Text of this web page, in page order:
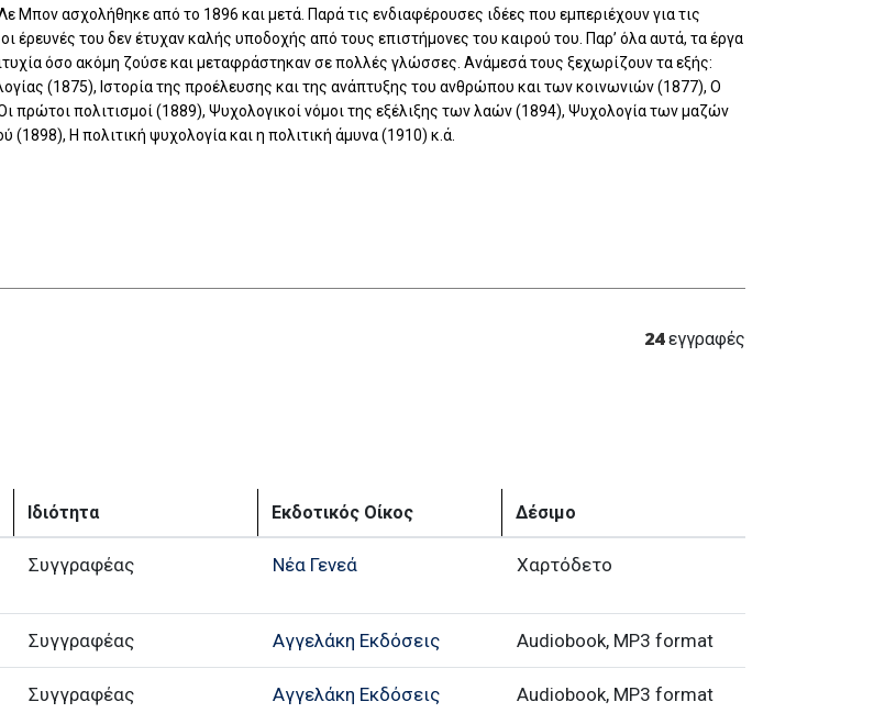
Μπον ασχολήθηκε από το 1896 και μετά. Παρά τις ενδιαφέρουσες ιδέες που εμπεριέχουν για τις
έρευνές του δεν έτυχαν καλής υποδοχής από τους επιστήμονες του καιρού του. Παρ’ όλα αυτά, τα έργα
όσο ακόμη ζούσε και μεταφράστηκαν σε πολλές γλώσσες. Ανάμεσά τους ξεχωρίζουν τα εξής:
(1875), Ιστορία της προέλευσης και της ανάπτυξης του ανθρώπου και των κοινωνιών (1877), Ο
πρώτοι πολιτισμοί (1889), Ψυχολογικοί νόμοι της εξέλιξης των λαών (1894), Ψυχολογία των μαζών
(1898), Η πολιτική ψυχολογία και η πολιτική άμυνα (1910) κ.ά.
24εγγραφές
Ιδιότητα Εκδοτικός Οίκος Δέσιμο
Συγγραφέας Νέα Γενεά Χαρτόδετο
Συγγραφέας Αγγελάκη Εκδόσεις Audiobook, MP3 format
Συγγραφέας Αγγελάκη Εκδόσεις Audiobook, MP3 format